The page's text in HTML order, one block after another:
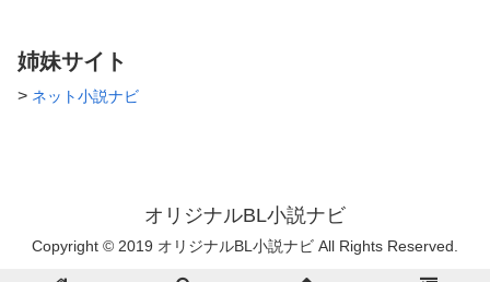
姉妹サイト
> ネット小説ナビ
オリジナルBL小説ナビ
Copyright © 2019 オリジナルBL小説ナビ All Rights Reserved.